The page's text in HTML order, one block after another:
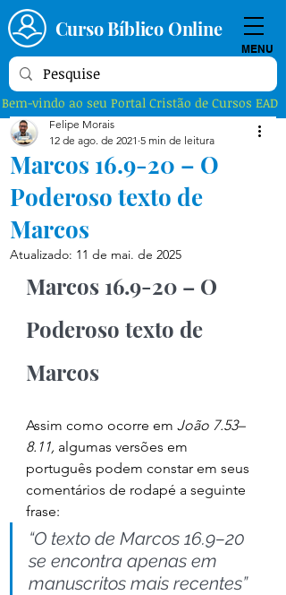
Curso Bíblico Online
MENU
Bem-vindo ao seu Portal Cristão de Cursos EAD
Marcos 16.9-20 – O
Poderoso texto de
Marcos
Felipe Morais
12 de ago. de 2021 5 min de leitura
Atualizado: 11 de mai. de 2025
Marcos 16.9-20 – O
Poderoso texto de
Marcos
Assim como ocorre em João 7.53–
8.11, algumas versões em
português podem constar em seus
comentários de rodapé a seguinte
frase:
“O texto de Marcos 16.9–20
se encontra apenas em
manuscritos mais recentes”